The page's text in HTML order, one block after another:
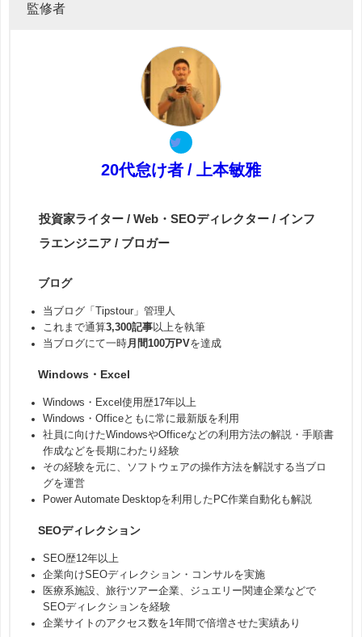
監修者
20代怠け者 / 上本敏雅
投資家ライター / Web・SEOディレクター / インフ
ラエンジニア / ブロガー
ブログ
当ブログ「Tipstour」管理人
これまで通算3,300記事以上を執筆
当ブログにて一時月間100万PVを達成
Windows・Excel
Windows・Excel使用歴17年以上
Windows・Officeともに常に最新版を利用
社員に向けたWindowsやOfficeなどの利用方法の解説・手順書
作成などを長期にわたり経験
その経験を元に、ソフトウェアの操作方法を解説する当ブロ
グを運営
Power Automate Desktopを利用したPC作業自動化も解説
SEOディレクション
SEO歴12年以上
企業向けSEOディレクション・コンサルを実施
医療系施設、旅行ツアー企業、ジュエリー関連企業などで
SEOディレクションを経験
企業サイトのアクセス数を1年間で倍増させた実績あり